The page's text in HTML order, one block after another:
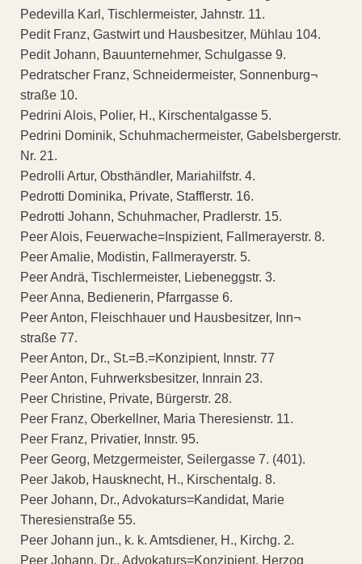
Pedevilla Karl, Tischlermeister, Jahnstr. 11.
Pedit Franz, Gastwirt und Hausbesitzer, Mühlau 104.
Pedit Johann, Bauunternehmer, Schulgasse 9.
Pedratscher Franz, Schneidermeister, Sonnenburg¬
straße 10.
Pedrini Alois, Polier, H., Kirschentalgasse 5.
Pedrini Dominik, Schuhmachermeister, Gabelsbergerstr.
Nr. 21.
Pedrolli Artur, Obsthändler, Mariahilfstr. 4.
Pedrotti Dominika, Private, Stafflerstr. 16.
Pedrotti Johann, Schuhmacher, Pradlerstr. 15.
Peer Alois, Feuerwache=Inspizient, Fallmerayerstr. 8.
Peer Amalie, Modistin, Fallmerayerstr. 5.
Peer Andrä, Tischlermeister, Liebeneggstr. 3.
Peer Anna, Bedienerin, Pfarrgasse 6.
Peer Anton, Fleischhauer und Hausbesitzer, Inn¬
straße 77.
Peer Anton, Dr., St.=B.=Konzipient, Innstr. 77
Peer Anton, Fuhrwerksbesitzer, Innrain 23.
Peer Christine, Private, Bürgerstr. 28.
Peer Franz, Oberkellner, Maria Theresienstr. 11.
Peer Franz, Privatier, Innstr. 95.
Peer Georg, Metzgermeister, Seilergasse 7. (401).
Peer Jakob, Hausknecht, H., Kirschentalg. 8.
Peer Johann, Dr., Advokaturs=Kandidat, Marie
Theresienstraße 55.
Peer Johann jun., k. k. Amtsdiener, H., Kirchg. 2.
Peer Johann, Dr., Advokaturs=Konzipient, Herzog